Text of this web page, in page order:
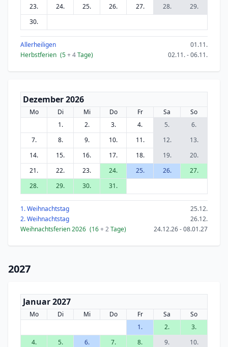
23.
24. 25. 26. 27. 28.
29.
30.
Allerheiligen
01.11.
Herbstferien (5+ 4Tage) 02.11. - 06.11.
Dezember 2026
Mo Di Mi Do Fr Sa
So
1.
2. 3. 4. 5.
6.
7.
8. 9. 10. 11. 12.
13.
14.
15. 16. 17. 18. 19.
20.
21.
22. 23. 24. 25. 26.
27.
28.
29. 30. 31.
1. Weihnachtstag
25.12.
2. Weihnachtstag
26.12.
Weihnachtsferien 2026 (16+ 2Tage) 24.12.26 - 08.01.27
2027
Januar 2027
Mo Di Mi Do Fr Sa
So
1.
2.
3.
4.
5. 6. 7. 8. 9.
10.